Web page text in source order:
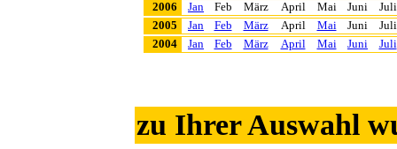
2006 Jan Feb März April Mai Juni
Juli
2005
Jan Feb März April Mai Juni
Juli
2004
Jan Feb März April Mai Juni Juli
zu Ihrer Auswahl